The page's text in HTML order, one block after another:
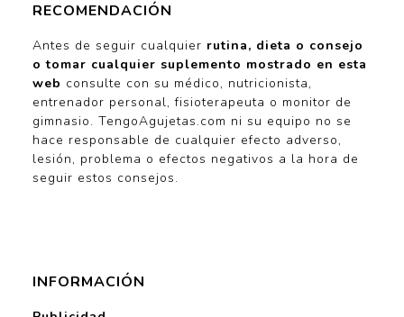
RECOMENDACIÓN
Antes de seguir cualquier rutina, dieta o consejo
o tomar cualquier suplemento mostrado en esta
web consulte con su médico, nutricionista,
entrenador personal, fisioterapeuta o monitor de
gimnasio. TengoAgujetas.com ni su equipo no se
hace responsable de cualquier efecto adverso,
lesión, problema o efectos negativos a la hora de
seguir estos consejos.
INFORMACIÓN